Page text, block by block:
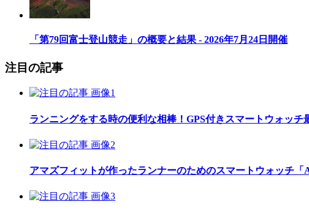
「第79回富士登山競走」の概要と結果 - 2026年7月24日開催
注目の記事
ランニングをする時の便利な相棒！GPS付きスマートウォッチ
アマズフィットが作ったランナーのためのスマートウォッチ